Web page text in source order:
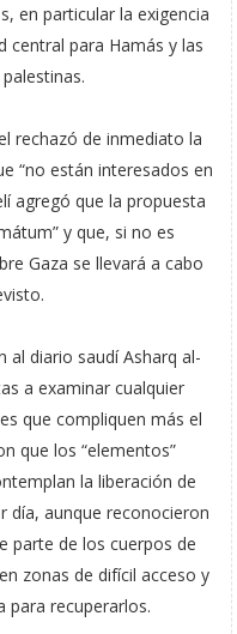
en particular la exigencia
central para Hamás y las
rechazó de inmediato la
“no están interesados en
agregó que la propuesta
y que, si no es
Gaza se llevará a cabo
al diario saudí Asharq al-
a examinar cualquier
que compliquen más el
que los “elementos”
la liberación de
día, aunque reconocieron
parte de los cuerpos de
zonas de difícil acceso y
para recuperarlos.